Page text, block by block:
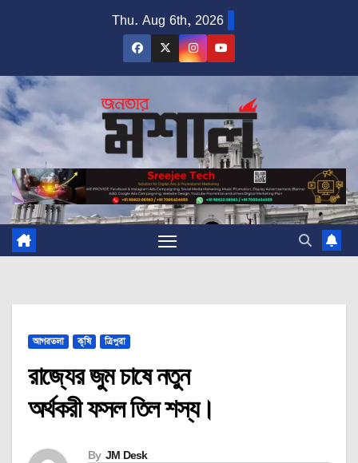
Thu. Aug 6th, 2026
আগরতলা কৃষি ত্রিপুরা
রাজ্যের জুম চাষে নতুন
অর্থকরী ফসল তিল শস্য।
By JM Desk